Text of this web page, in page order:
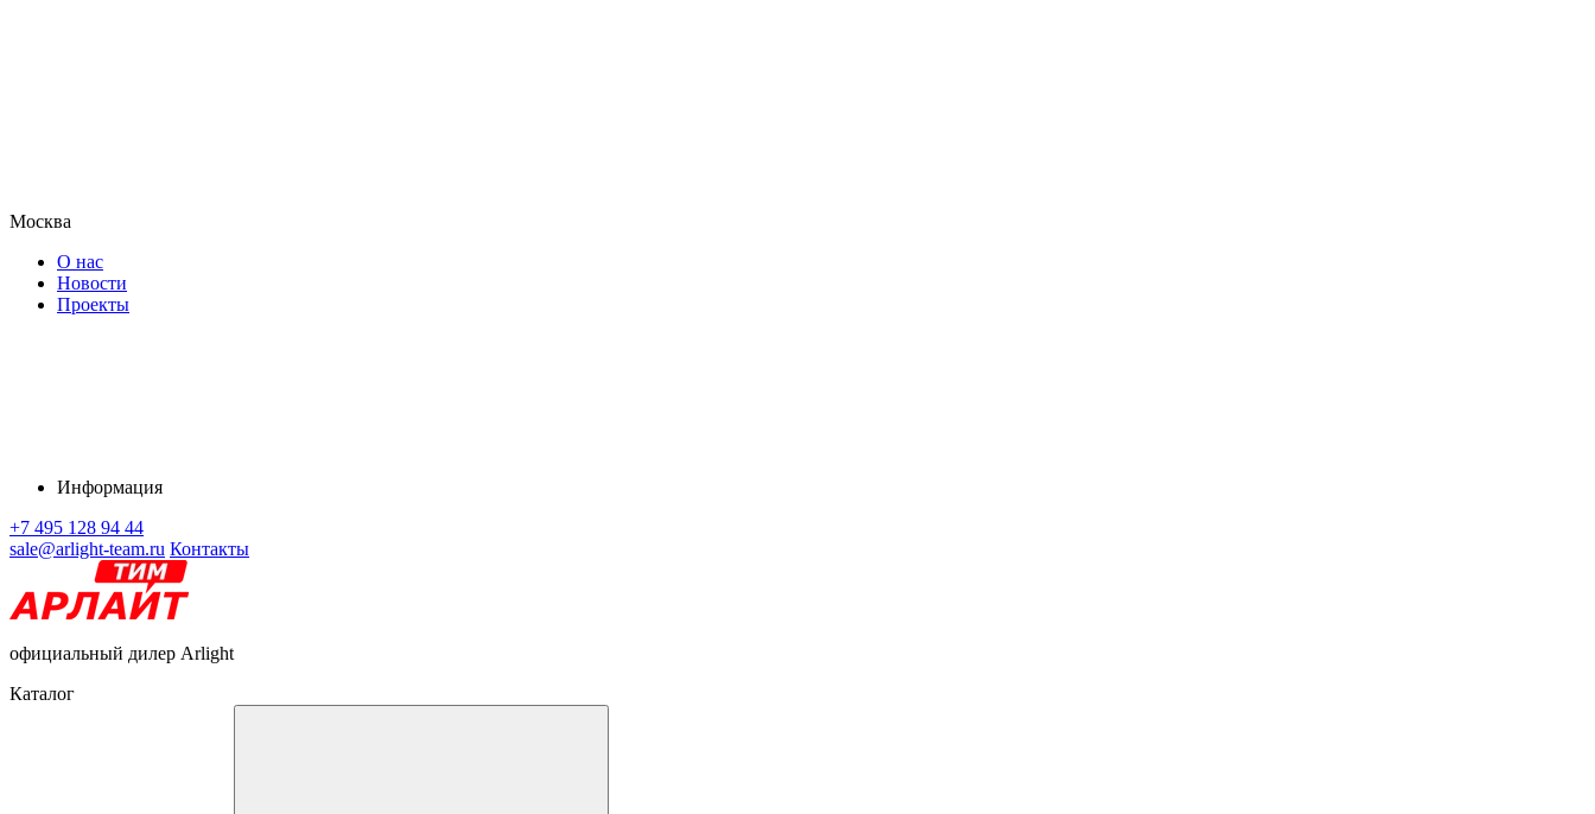
Москва
О нас
Новости
Проекты
Информация
+7 495 128 94 44
sale@arlight-team.ru Контакты
официальный дилер Arlight
Каталог